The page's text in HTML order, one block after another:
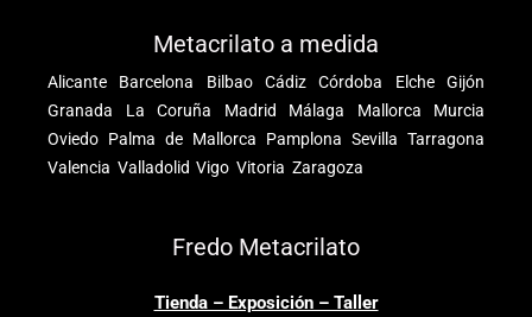
Metacrilato a medida
Alicante Barcelona Bilbao Cádiz Córdoba Elche
Gijón
Granada
La Coruña Madrid Málaga Mallorca
Murcia
Oviedo Palma de Mallorca Pamplona Sevilla Tarragona
Valencia Valladolid Vigo Vitoria Zaragoza
Fredo Metacrilato
Tienda – Exposición – Taller